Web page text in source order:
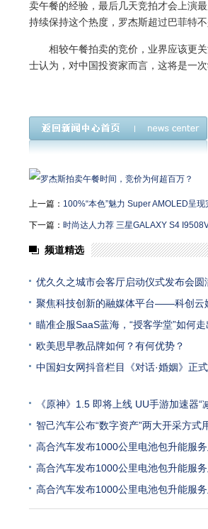
卖午餐的经验，最后几天竞拍才会上演
持续保持这个热度，罗杰斯超过巴菲特不
相较午餐拍卖的竞价，业界应该更关
士认为，对中国投资家而言，这将是一
上一篇： 100%“本色”魅力 Super AMOLED呈现
下一篇： 时尚达人力荐 三星GALAXY S4
频道精选
优久久之城市会客厅启动仪式发布会圆
聚焦科技创新的融媒体平台——科创云
瞄准企服SaaS蓝海，“授客学堂”如何走
欧美思早教品牌如何？有何优势？
中国妇女网抖音栏目《对话·婚姻》正
《原神》1.5 即将上线 UU手游加速器“
智己汽车公布“数字资产”两大开采方式
高合汽车发布1000公里电池包升能服
高合汽车发布1000公里电池包升能服
高合汽车发布1000公里电池包升能服